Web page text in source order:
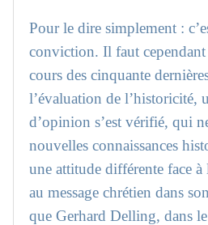
Pour le dire simplement :
conviction. Il faut cependant
cours des cinquante
l’évaluation de l’historicité,
d’opinion s’est vérifié, qui
nouvelles connaissances
une attitude différente face à
au message chrétien dans
que Gerhard Delling, dans